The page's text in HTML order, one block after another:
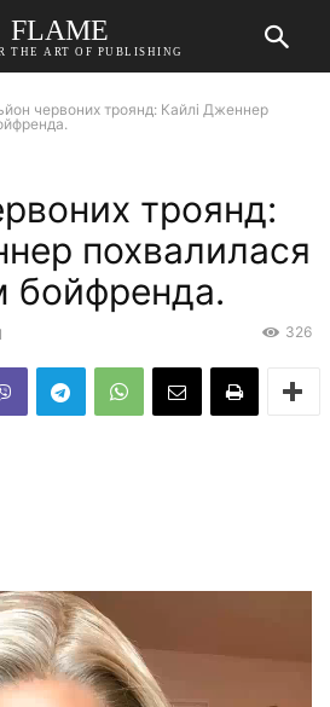
FLAME
THE ART OF PUBLISHING
червоних троянд: Кайлі Дженнер
троянд:
похвалилася
бойфренда.
326